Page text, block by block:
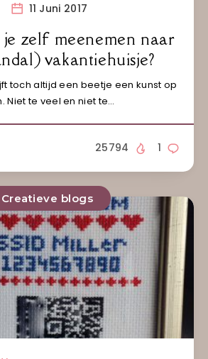
11 Juni 2017
zelf meenemen naar
vakantiehuisje?
toch altijd een beetje een kunst op
Niet te veel en niet te…
1
25794
Creatieve blogs